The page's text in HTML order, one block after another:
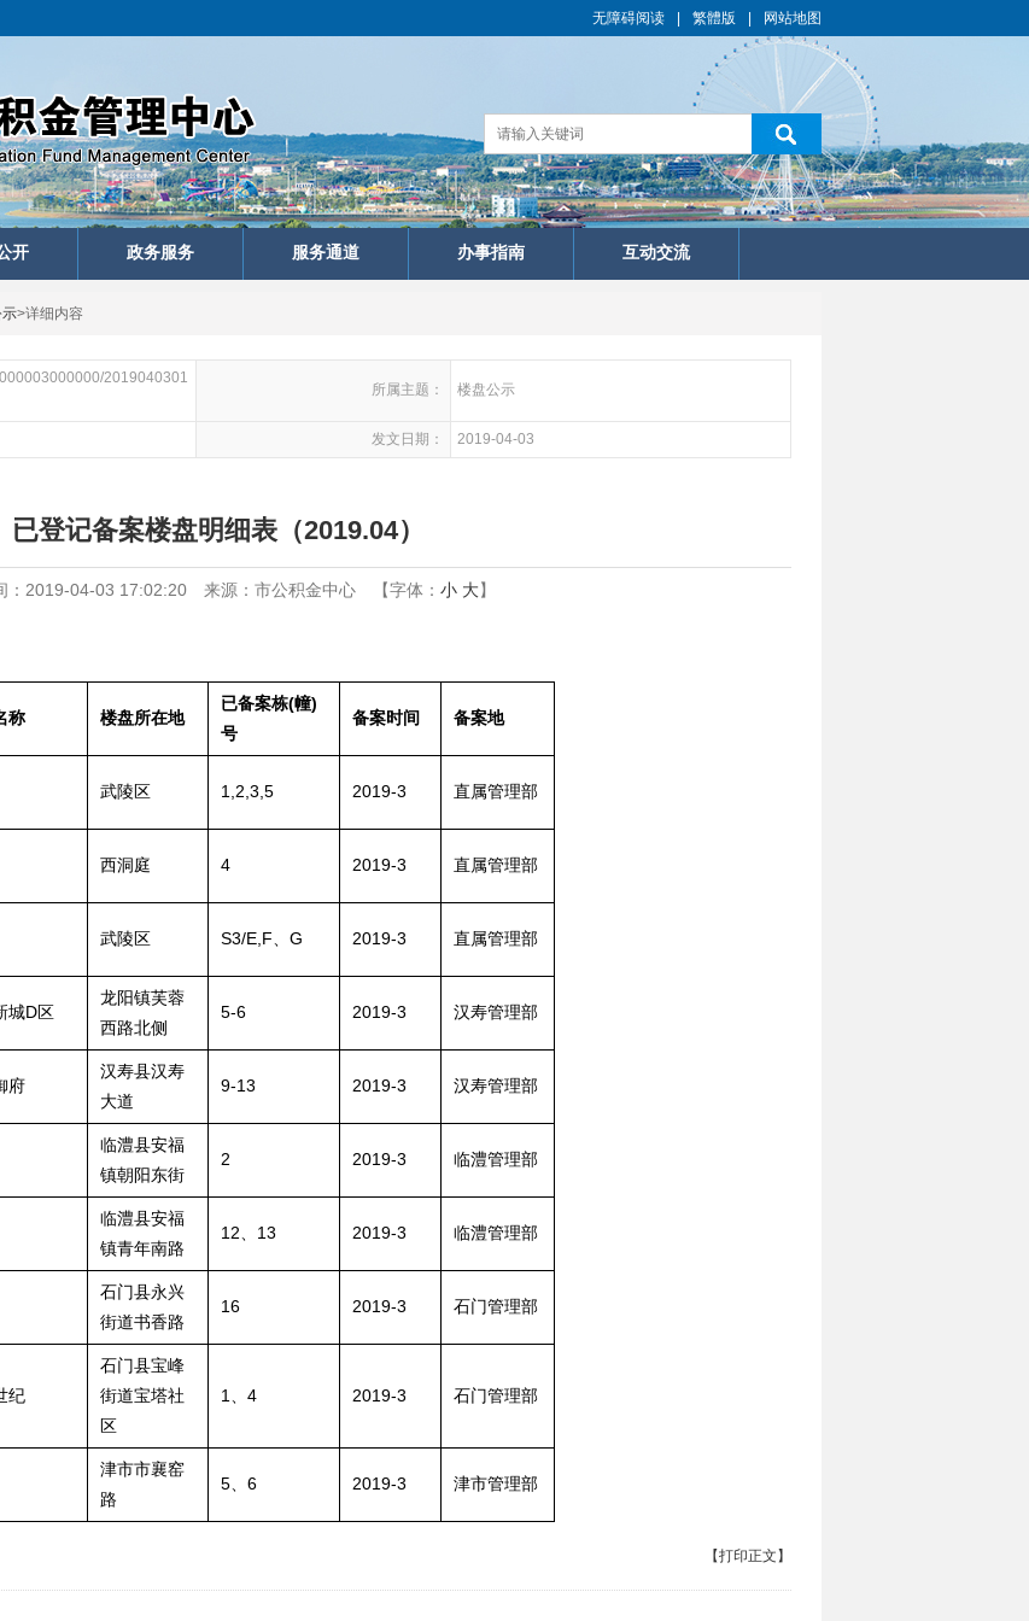
无障碍阅读 繁體版 网站地图
开 政务服务 服务通道 办事指南 互动交流
>详细内容
2019040301
所属主题： 楼盘公示
发文日期： 2019-04-03
已登记备案楼盘明细表（2019.04）
：2019-04-03 17:02:20 来源：市公积金中心 【字体： 小 大】
称 楼盘所在地
已备案栋(幢)
号
备案时间 备案地
武陵区 1,2,3,5 2019-3 直属管理部
西洞庭 4 2019-3 直属管理部
武陵区 S3/E,F、G 2019-3 直属管理部
城D区
龙阳镇芙蓉
西路北侧
5-6 2019-3 汉寿管理部
府
汉寿县汉寿
大道
9-13 2019-3 汉寿管理部
临澧县安福
镇朝阳东街
2 2019-3 临澧管理部
临澧县安福
镇青年南路
12、13 2019-3 临澧管理部
石门县永兴
街道书香路
16 2019-3 石门管理部
纪
石门县宝峰
街道宝塔社
区
1、4 2019-3 石门管理部
津市市襄窑
路
5、6 2019-3 津市管理部
【打印正文】